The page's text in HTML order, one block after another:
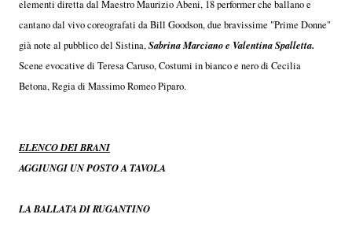
elementi diretta dal Maestro Maurizio Abeni, 18 performer che ballano e
cantano dal vivo coreografati da Bill Goodson, due bravissime "Prime Donne"
già note al pubblico del Sistina,Sabrina Marciano e Valentina Spalletta.
Scene evocative di Teresa Caruso, Costumi in bianco e nero di Cecilia
Betona, Regia di Massimo Romeo Piparo.
ELENCO DEI BRANI
AGGIUNGI UN POSTO A TAVOLA
LA BALLATA DI RUGANTINO